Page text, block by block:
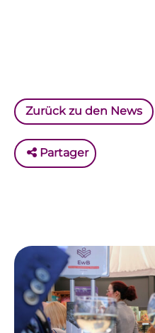
Zurück zu den News
Partager